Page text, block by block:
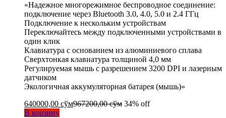
«Надежное многорежимное беспроводное соединение:
подключение через Bluetooth 3.0, 4.0, 5.0 и 2.4 ГГц
Подключение к нескольким устройствам
Переключайтесь между подключенными устройствами в
один клик
Клавиатура с основанием из алюминиевого сплава
Сверхтонкая клавиатура толщиной 4,0 мм
Регулируемая мышь с разрешением 3200 DPI и лазерным
датчиком
Экологичная аккумуляторная батарея (мышь)»
640000,00 сўм967200,00сўм 34% off
В корзину